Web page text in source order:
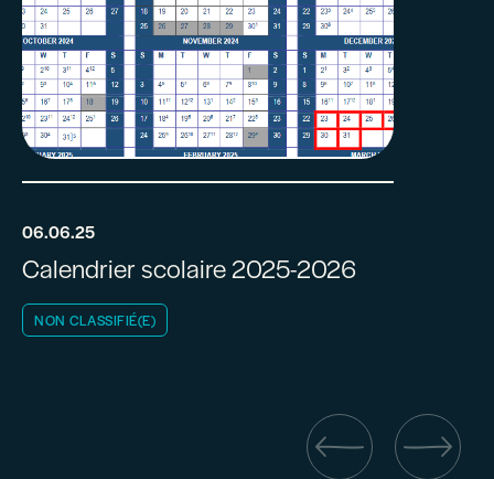
06.06.25
Calendrier scolaire 2025-2026
NON CLASSIFIÉ(E)